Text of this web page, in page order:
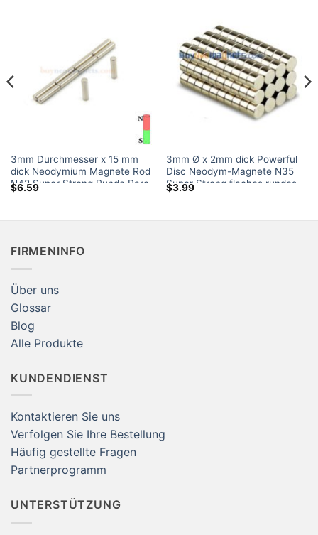
3mm Durchmesser x 15 mm
dick Neodymium Magnete Rod
N42 Super Strong Runde Rare
Earth Zylinder Magnet
Amazon
$6.59
3mm Ø x 2mm dick Powerful
Disc Neodym-Magnete N35
Super Strong flaches rundes
Rare Earth Magnet zum
$3.99
FIRMENINFO
Über uns
Glossar
Blog
Alle Produkte
KUNDENDIENST
Kontaktieren Sie uns
Verfolgen Sie Ihre Bestellung
Häufig gestellte Fragen
Partnerprogramm
UNTERSTÜTZUNG